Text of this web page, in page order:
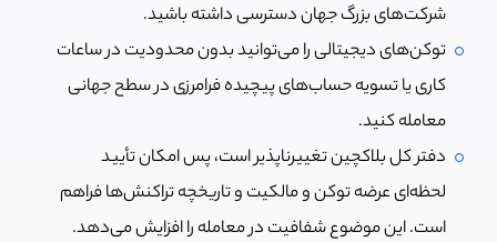
شرکت‌های بزرگ جهان دسترسی داشته باشید.
توکن‌های دیجیتالی را می‌توانید بدون محدودیت در ساعات
کاری یا تسویه حساب‌های پیچیده فرامرزی در سطح جهانی
معامله کنید.
دفتر کل بلاکچین تغییرناپذیر است، پس امکان تأیید
لحظه‌ای عرضه توکن و مالکیت و تاریخچه تراکنش‌ها فراهم
است. این موضوع شفافیت در معامله را افزایش می‌دهد.